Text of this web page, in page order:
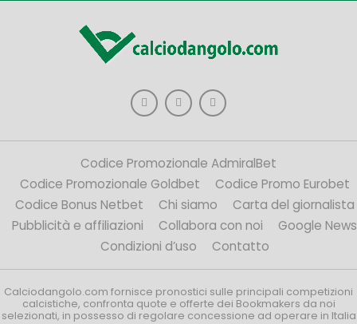
Codice Promozionale AdmiralBet
Codice Promozionale Goldbet
Codice Promo Eurobet
Codice Bonus Netbet
Chi siamo
Carta del giornalista
Pubblicità e affiliazioni
Collabora con noi
Google News
Condizioni d’uso
Contatto
Calciodangolo.com fornisce pronostici sulle principali competizioni
calcistiche, confronta quote e offerte dei Bookmakers da noi
selezionati, in possesso di regolare concessione ad operare in Italia